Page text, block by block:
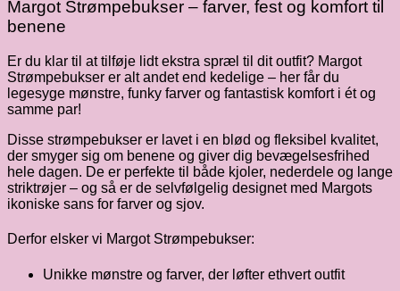
Margot Strømpebukser – farver, fest og komfort til
benene
Er du klar til at tilføje lidt ekstra spræl til dit outfit? Margot
Strømpebukser er alt andet end kedelige – her får du
legesyge mønstre, funky farver og fantastisk komfort i ét og
samme par!
Disse strømpebukser er lavet i en blød og fleksibel kvalitet,
der smyger sig om benene og giver dig bevægelsesfrihed
hele dagen. De er perfekte til både kjoler, nederdele og lange
striktrøjer – og så er de selvfølgelig designet med Margots
ikoniske sans for farver og sjov.
Derfor elsker vi Margot Strømpebukser:
Unikke mønstre og farver, der løfter ethvert outfit